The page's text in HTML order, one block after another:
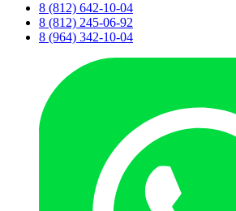
8 (812) 642-10-04
8 (812) 245-06-92
8 (964) 342-10-04